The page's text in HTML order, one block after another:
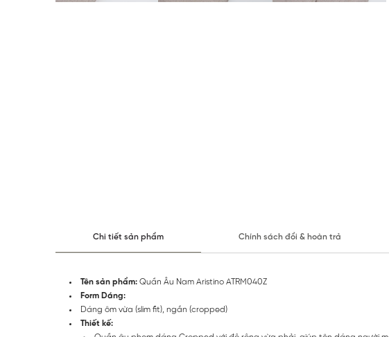
Chi tiết sản phẩm Chính sách đổi & hoàn trả
Tên sản phẩm: Quần Âu Nam Aristino ATRM040Z
Form Dáng:
Dáng ôm vừa (slim fit), ngắn (cropped)
Thiết kế: